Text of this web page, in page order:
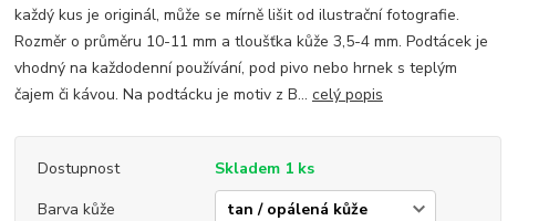
každý kus je originál, může se mírně lišit od ilustrační fotografie.
Rozměr o průměru 10-11 mm a tloušťka kůže 3,5-4 mm. Podtácek je
vhodný na každodenní používání, pod pivo nebo hrnek s teplým
čajem či kávou. Na podtácku je motiv z B... celý popis
Dostupnost
Skladem 1 ks
Barva kůže